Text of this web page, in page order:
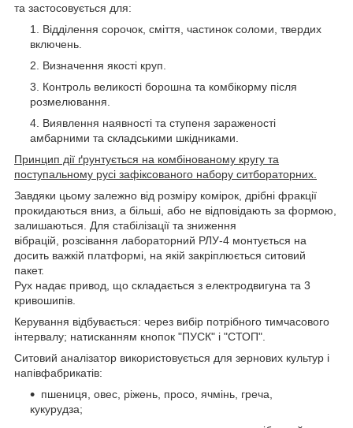
та застосовується для:
Відділення сорочок, сміття, частинок соломи, твердих
включень.
Визначення якості круп.
Контроль великості борошна та комбікорму після
розмелювання.
Виявлення наявності та ступеня зараженості
амбарними та складськими шкідниками.
Принцип дії ґрунтується на комбінованому кругу та
поступальному русі зафіксованого набору ситбораторних.
Завдяки цьому залежно від розміру комірок, дрібні фракції
прокидаються вниз, а більші, або не відповідають за формою,
залишаються. Для стабілізації та зниження
вібрацій, розсівання лабораторний РЛУ-4 монтується на
досить важкій платформі, на якій закріплюється ситовий
пакет.
Рух надає привод, що складається з електродвигуна та 3
кривошипів.
Керування відбувається: через вибір потрібного тимчасового
інтервалу; натисканням кнопок "ПУСК" і "СТОП".
Ситовий аналізатор використовується для зернових культур і
напівфабрикатів:
пшениця, овес, ріжень, просо, ячмінь, греча,
кукурудза;